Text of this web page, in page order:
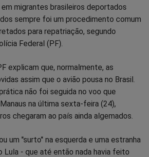
Compartilhar
no
Compartilhar
no
Compartilhar
no
migrantes brasileiros deportados
sempre foi um procedimento comum
para repatriação, segundo
Federal (PF).
explicam que, normalmente, as
assim que o avião pousa no Brasil.
não foi seguida no voo que
na última sexta-feira (24),
chegaram ao país ainda algemados.
um "surto" na esquerda e uma estranha
Lula - que até então nada havia feito